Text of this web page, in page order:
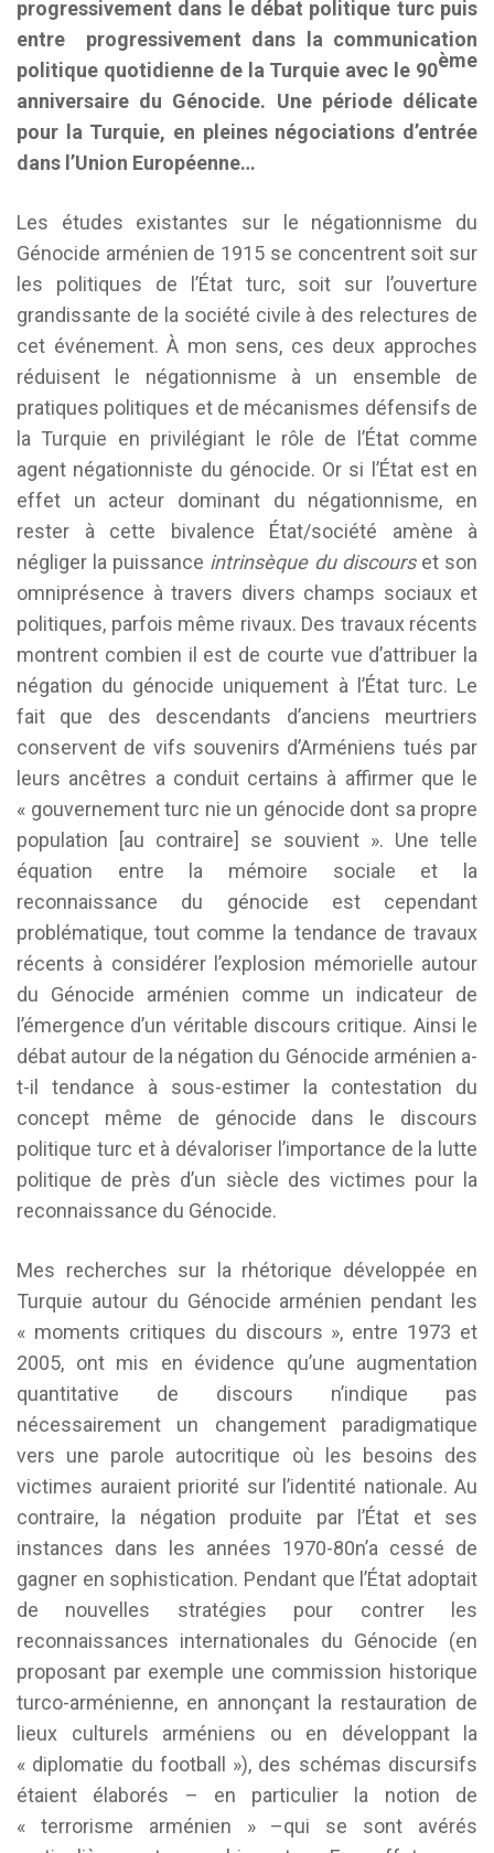
progressivement dans le débat politique turc puis
entre progressivement dans la communication
politique quotidienne de la Turquie avec le 90ème
anniversaire du Génocide. Une période délicate
pour la Turquie, en pleines négociations d’entrée
dans l’Union Européenne…
Les études existantes sur le négationnisme du
Génocide arménien de 1915 se concentrent soit sur
les politiques de l’État turc, soit sur l’ouverture
grandissante de la société civile à des relectures de
cet événement. À mon sens, ces deux approches
réduisent le négationnisme à un ensemble de
pratiques politiques et de mécanismes défensifs de
la Turquie en privilégiant le rôle de l’État comme
agent négationniste du génocide. Or si l’État est en
effet un acteur dominant du négationnisme, en
rester à cette bivalence État/société amène à
négliger la puissance intrinsèque du discours et son
omniprésence à travers divers champs sociaux et
politiques, parfois même rivaux. Des travaux récents
montrent combien il est de courte vue d’attribuer la
négation du génocide uniquement à l’État turc. Le
fait que des descendants d’anciens meurtriers
conservent de vifs souvenirs d’Arméniens tués par
leurs ancêtres a conduit certains à affirmer que le
« gouvernement turc nie un génocide dont sa propre
population [au contraire] se souvient ». Une telle
équation entre la mémoire sociale et la
reconnaissance du génocide est cependant
problématique, tout comme la tendance de travaux
récents à considérer l’explosion mémorielle autour
du Génocide arménien comme un indicateur de
l’émergence d’un véritable discours critique. Ainsi le
débat autour de la négation du Génocide arménien a-
t-il tendance à sous-estimer la contestation du
concept même de génocide dans le discours
politique turc et à dévaloriser l’importance de la lutte
politique de près d’un siècle des victimes pour la
reconnaissance du Génocide.
Mes recherches sur la rhétorique développée en
Turquie autour du Génocide arménien pendant les
« moments critiques du discours », entre 1973 et
2005, ont mis en évidence qu’une augmentation
quantitative de discours n’indique pas
nécessairement un changement paradigmatique
vers une parole autocritique où les besoins des
victimes auraient priorité sur l’identité nationale. Au
contraire, la négation produite par l’État et ses
instances dans les années 1970-80n’a cessé de
gagner en sophistication. Pendant que l’État adoptait
de nouvelles stratégies pour contrer les
reconnaissances internationales du Génocide (en
proposant par exemple une commission historique
turco-arménienne, en annonçant la restauration de
lieux culturels arméniens ou en développant la
« diplomatie du football »), des schémas discursifs
étaient élaborés – en particulier la notion de
« terrorisme arménien » –qui se sont avérés